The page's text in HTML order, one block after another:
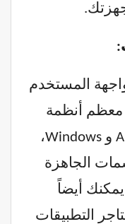
المستخدم
معظم أنظمة
التشغيل الحديثة، مثل Android و Windows،
الجاهزة
يمكنك أيضاً
التطبيقات